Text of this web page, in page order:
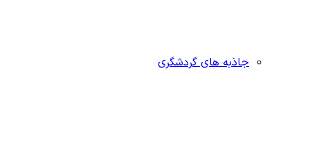
جاذبه‌ های گردشگری